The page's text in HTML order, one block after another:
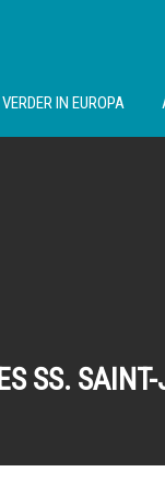
VERDER IN EUROPA
SS.